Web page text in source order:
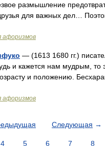
размышление
для важных дел…
афоризмов
— (1613 1680 гг.)
и кажется нам мудрым, то
и положению.
афоризмов
Следующая →
4 5 6 7 8